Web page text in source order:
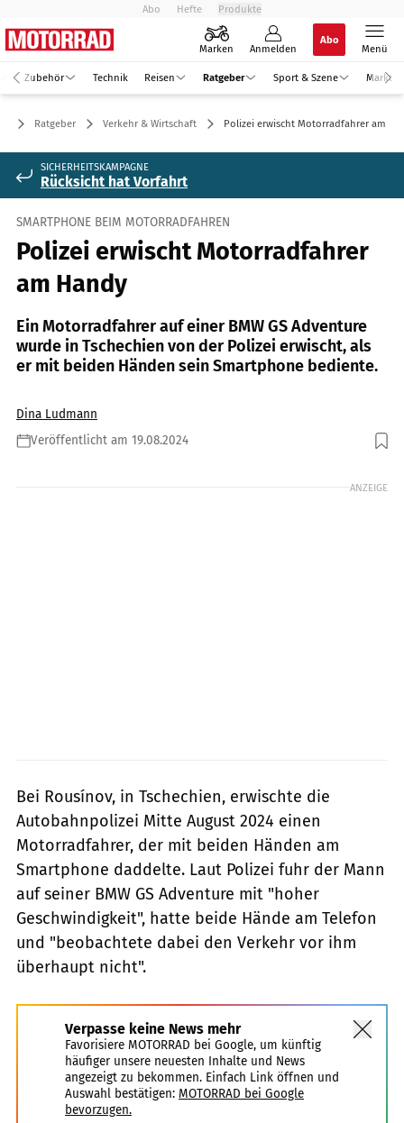
Abo Hefte Produkte
Marken Anmelden
Abo
Menü
Zubehör Technik Reisen Ratgeber Sport & Szene Markt
Ratgeber Verkehr & Wirtschaft Polizei erwischt Motorradfahrer am
SICHERHEITSKAMPAGNE
Rücksicht hat Vorfahrt
SMARTPHONE BEIM MOTORRADFAHREN
Polizei erwischt Motorradfahrer
am Handy
Ein Motorradfahrer auf einer BMW GS Adventure
wurde in Tschechien von der Polizei erwischt, als
er mit beiden Händen sein Smartphone bediente.
Dina Ludmann
Veröffentlicht am 19.08.2024
Foto: Policie ČR
ANZEIGE
Bei Rousínov, in Tschechien, erwischte die
Autobahnpolizei Mitte August 2024 einen
Motorradfahrer, der mit beiden Händen am
Smartphone daddelte. Laut Polizei fuhr der Mann
auf seiner BMW GS Adventure mit "hoher
Geschwindigkeit", hatte beide Hände am Telefon
und "beobachtete dabei den Verkehr vor ihm
überhaupt nicht".
Verpasse keine News mehr
Favorisiere MOTORRAD bei Google, um künftig
häufiger unsere neuesten Inhalte und News
angezeigt zu bekommen. Einfach Link öffnen und
Auswahl bestätigen: MOTORRAD bei Google
bevorzugen.